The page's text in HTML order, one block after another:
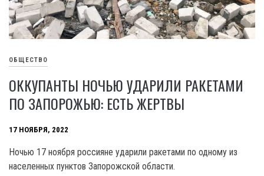
ОБЩЕСТВО
ОККУПАНТЫ НОЧЬЮ УДАРИЛИ РАКЕТАМИ
ПО ЗАПОРОЖЬЮ: ЕСТЬ ЖЕРТВЫ
17 НОЯБРЯ, 2022
Ночью 17 ноября россияне ударили ракетами по одному из
населенных пунктов Запорожской области.